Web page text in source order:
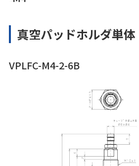
真空パッドホルダ単体
VPLFC-M4-2-6B